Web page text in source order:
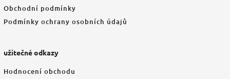
Obchodní podmínky
Podmínky ochrany osobních údajů
užitečné odkazy
Hodnocení obchodu